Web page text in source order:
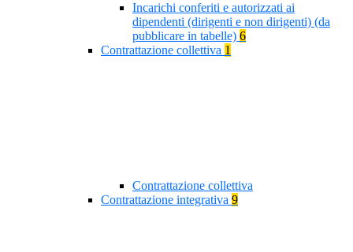
Incarichi conferiti e autorizzati ai
dipendenti (dirigenti e non dirigenti) (da
pubblicare in tabelle) 6
Contrattazione collettiva 1
Contrattazione collettiva
Contrattazione integrativa 9